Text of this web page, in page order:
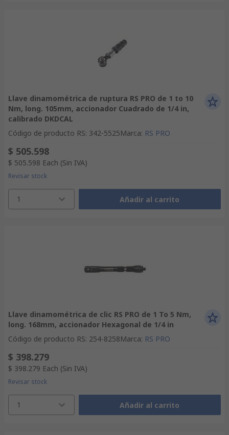
Llave dinamométrica de ruptura RS PRO de 1 to 10
Nm, long. 105mm, accionador Cuadrado de 1/4 in,
calibrado DKDCAL
Código de producto RS: 342-5525Marca: RS PRO
$ 505.598
$ 505.598 Each (Sin IVA)
Revisar stock
1 Añadir al carrito
Llave dinamométrica de clic RS PRO de 1 To 5 Nm,
long. 168mm, accionador Hexagonal de 1/4 in
Código de producto RS: 254-8258Marca: RS PRO
$ 398.279
$ 398.279 Each (Sin IVA)
Revisar stock
1 Añadir al carrito